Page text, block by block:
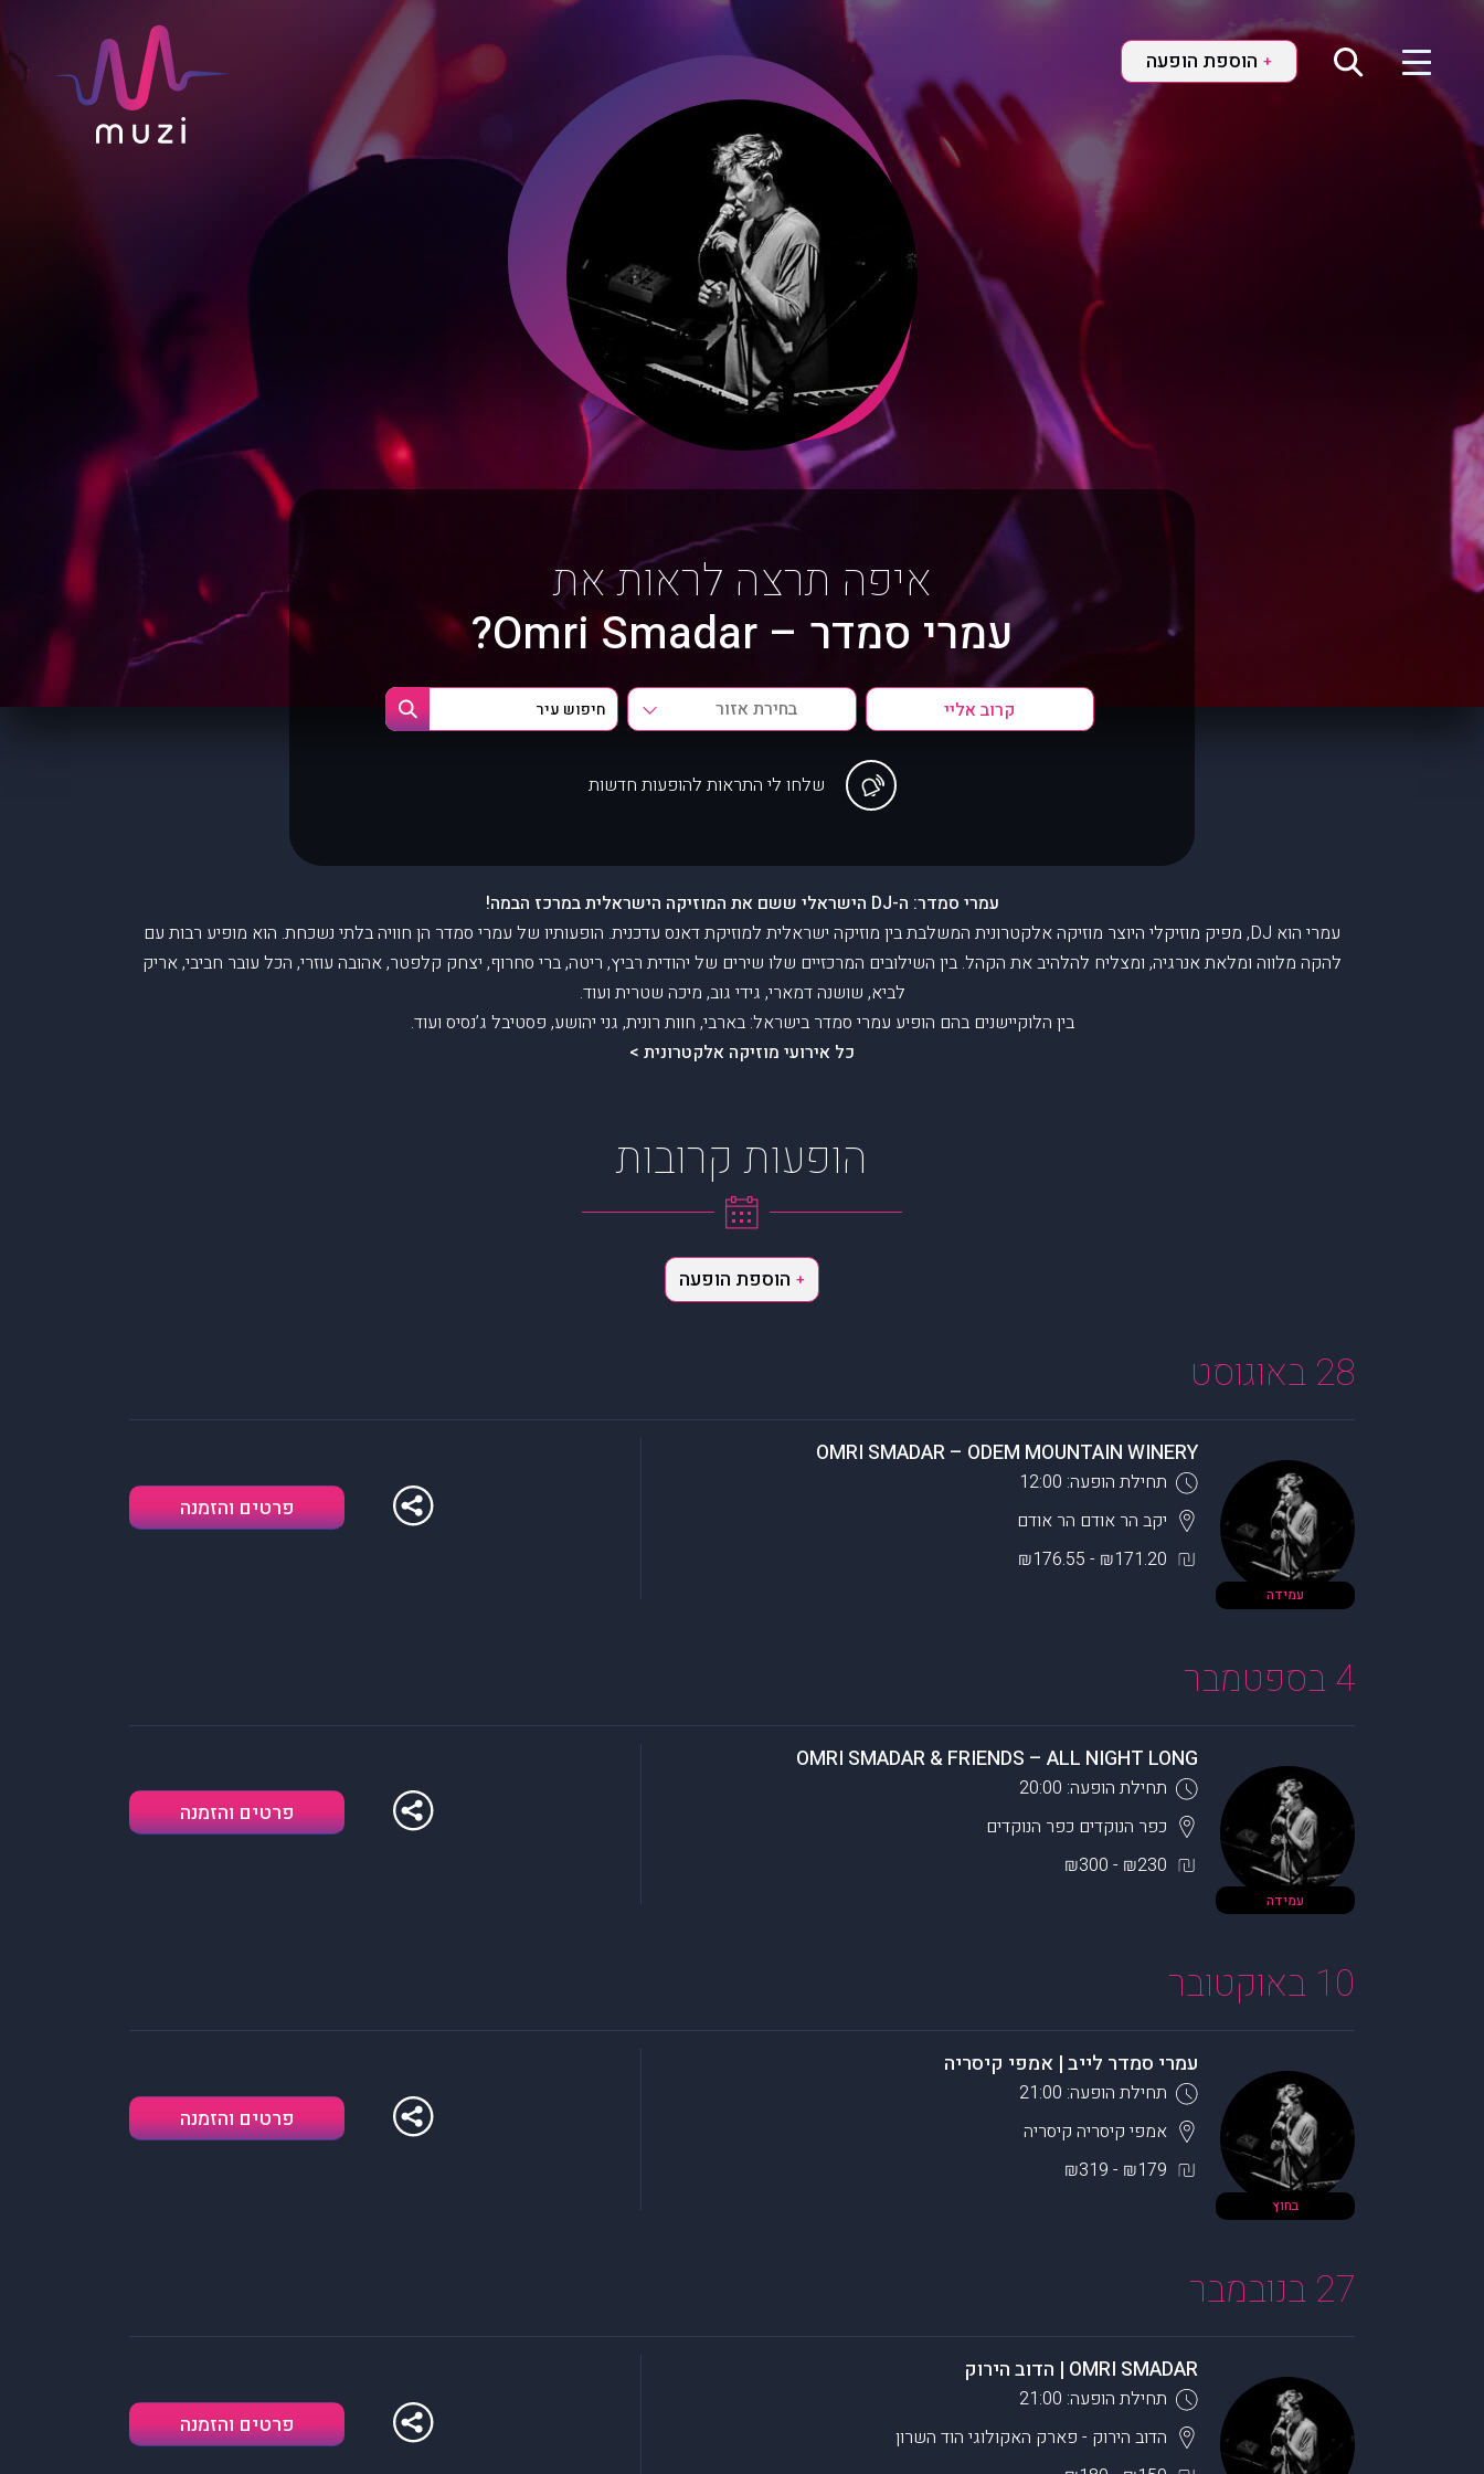
+ הוספת הופעה
איפה תרצה לראות את
עמרי סמדר – Omri Smadar?
בחירת אזור
שלחו לי התראות להופעות חדשות
עמרי סמדר: ה-DJ הישראלי ששם את המוזיקה הישראלית במרכז הבמה!
עמרי הוא DJ, מפיק מוזיקלי היוצר מוזיקה אלקטרונית המשלבת בין מוזיקה ישראלית למוזיקת דאנס עדכנית. הופעותיו של עמרי סמדר הן חוויה בלתי נשכחת. הוא מופיע רבות עם
להקה מלווה ומלאת אנרגיה, ומצליח להלהיב את הקהל. בין השילובים המרכזיים שלו שירים של יהודית רביץ, ריטה, ברי סחרוף, יצחק קלפטר, אהובה עוזרי, הכל עובר חביבי, אריק
לביא, שושנה דמארי, גידי גוב, מיכה שטרית ועוד.
בין הלוקיישנים בהם הופיע עמרי סמדר בישראל: בארבי, חוות רונית, גני יהושע, פסטיבל ג’נסיס ועוד.
כל אירועי מוזיקה אלקטרונית >
הופעות קרובות
+ הוספת הופעה
28 באוגוסט
עמידה
OMRI SMADAR – ODEM MOUNTAIN WINERY
תחילת הופעה: 12:00
יקב הר אודם הר אודם
₪171.20 - ₪176.55
פרטים והזמנה
4 בספטמבר
עמידה
OMRI SMADAR & FRIENDS – ALL NIGHT LONG
תחילת הופעה: 20:00
כפר הנוקדים כפר הנוקדים
₪230 - ₪300
פרטים והזמנה
10 באוקטובר
בחוץ
עמרי סמדר לייב | אמפי קיסריה
תחילת הופעה: 21:00
אמפי קיסריה קיסריה
₪179 - ₪319
פרטים והזמנה
27 בנובמבר
OMRI SMADAR | הדוב הירוק
תחילת הופעה: 21:00
הדוב הירוק - פארק האקולוגי הוד השרון
פרטים והזמנה